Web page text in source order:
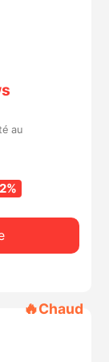
au
🔥Chaud